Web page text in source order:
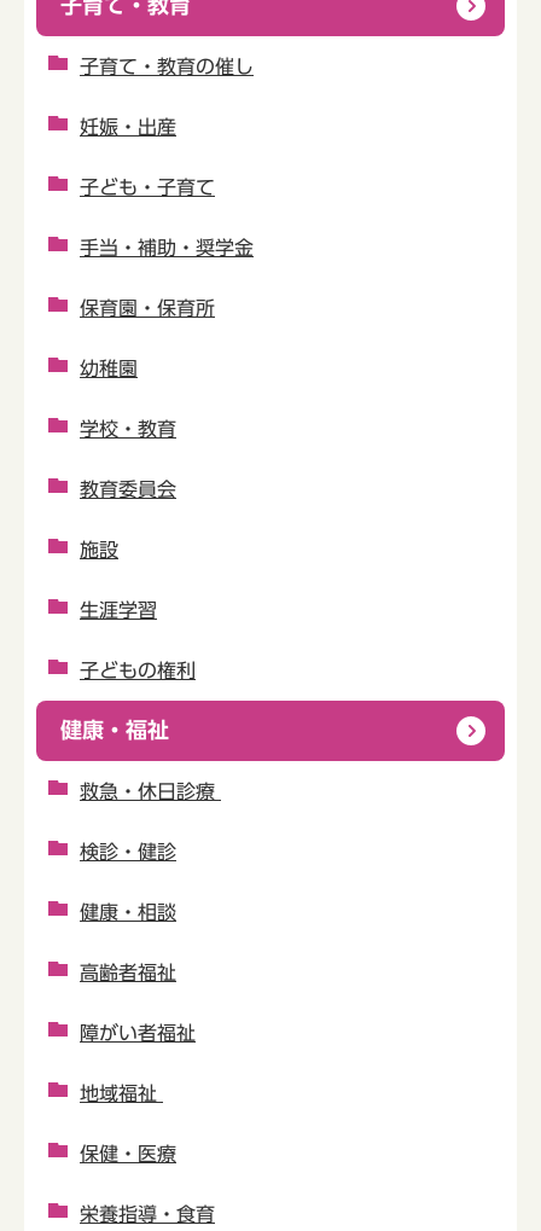
子育て・教育
子育て・教育の催し
妊娠・出産
子ども・子育て
手当・補助・奨学金
保育園・保育所
幼稚園
学校・教育
教育委員会
施設
生涯学習
子どもの権利
健康・福祉
救急・休日診療
検診・健診
健康・相談
高齢者福祉
障がい者福祉
地域福祉
保健・医療
栄養指導・食育